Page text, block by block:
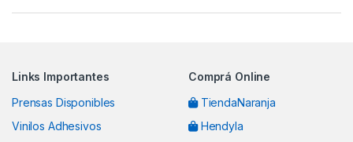
Links Importantes
Prensas Disponibles
Vinilos Adhesivos
Comprá Online
TiendaNaranja
Hendyla